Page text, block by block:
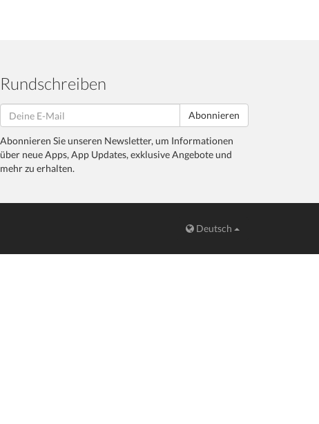
Rundschreiben
Abonnieren
Abonnieren Sie unseren Newsletter, um Informationen
über neue Apps, App Updates, exklusive Angebote und
mehr zu erhalten.
Deutsch